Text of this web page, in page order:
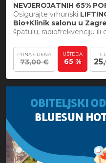
NEVJEROJATNIH 65%
Osigurajte vrhunski
Bio+Klinik salonu u
špatulu, radiofrekvenciju ili
PUNA CIJENA
73,00 €
UŠTEDA
65 %